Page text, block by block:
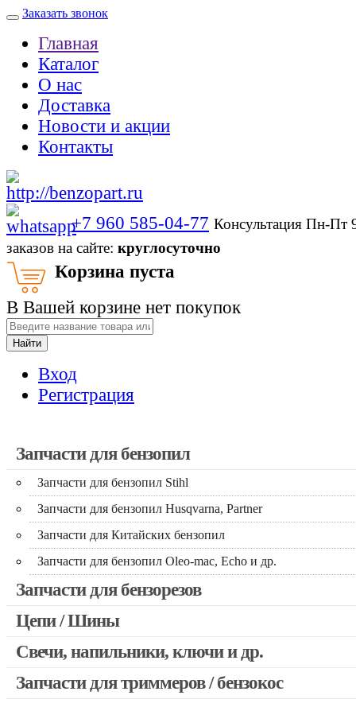
Заказать звонок
Главная
Каталог
О нас
Доставка
Новости и акции
Контакты
+7 960 585-04-77 Консультация Пн-
заказов на сайте: круглосуточно
Корзина пуста
В Вашей корзине нет покупок
Найти
Вход
Регистрация
Запчасти для бензопил
Запчасти для бензопил Stihl
Запчасти для бензопил Husqvarna, Partner
Запчасти для Китайских бензопил
Запчасти для бензопил Oleo-mac, Echo и др.
Запчасти для бензорезов
Цепи / Шины
Свечи, напильники, ключи и др.
Запчасти для триммеров / бензокос